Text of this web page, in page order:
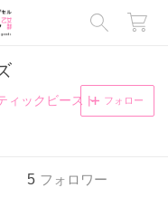
フォロー
ィックビースト
5 フォロワー